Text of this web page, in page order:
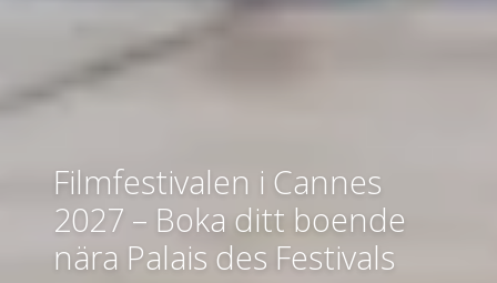
Filmfestivalen i Cannes
2027 – Boka ditt boende
nära Palais des Festivals